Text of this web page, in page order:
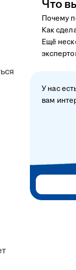
Что
Почему
Как
Ещё
У нас
вам